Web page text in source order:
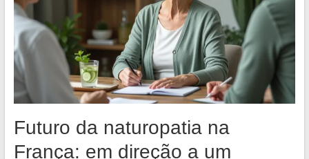
Futuro da naturopatia na
França: em direção a um